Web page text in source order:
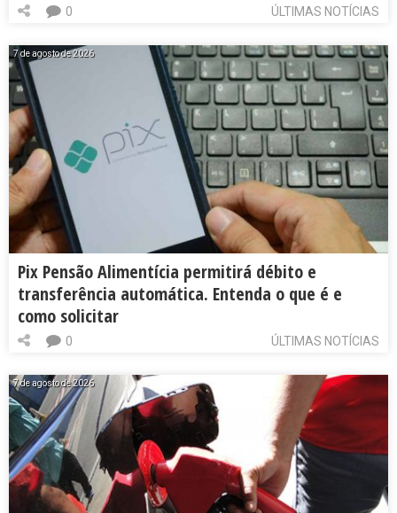
ÚLTIMAS NOTÍCIAS
0
7 de agosto de 2026
Pix Pensão Alimentícia permitirá débito e
transferência automática. Entenda o que é e
como solicitar
ÚLTIMAS NOTÍCIAS
0
7 de agosto de 2026